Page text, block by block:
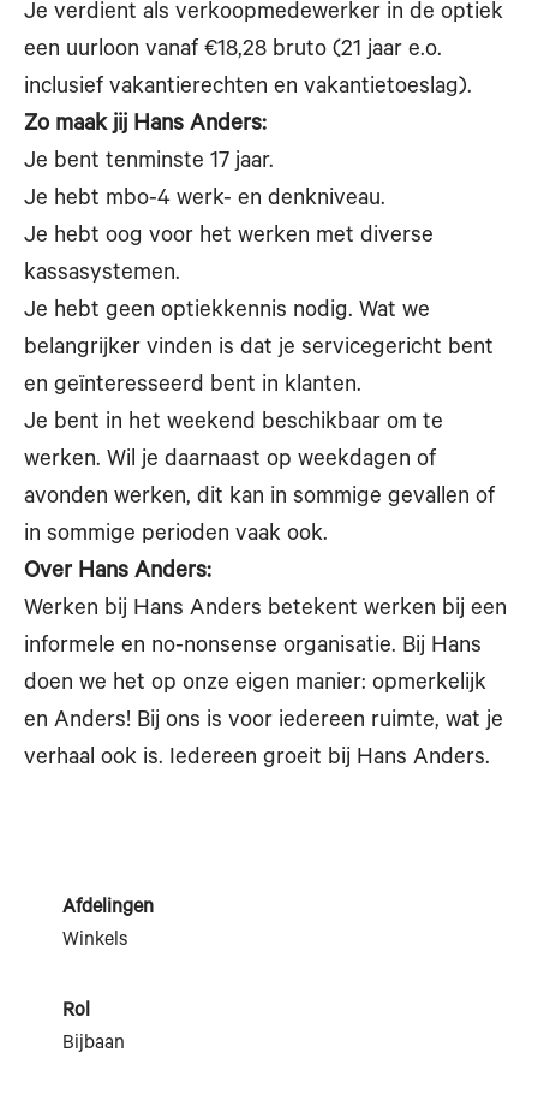
Je verdient als verkoopmedewerker in de optiek
een uurloon vanaf €18,28 bruto (21 jaar e.o.
inclusief vakantierechten en vakantietoeslag).
Zo maak jij Hans Anders:
Je bent tenminste 17 jaar.
Je hebt mbo-4 werk- en denkniveau.
Je hebt oog voor het werken met diverse
kassasystemen.
Je hebt geen optiekkennis nodig. Wat we
belangrijker vinden is dat je servicegericht bent
en geïnteresseerd bent in klanten.
Je bent in het weekend beschikbaar om te
werken. Wil je daarnaast op weekdagen of
avonden werken, dit kan in sommige gevallen of
in sommige perioden vaak ook.
Over Hans Anders:
Werken bij Hans Anders betekent werken bij een
informele en no-nonsense organisatie. Bij Hans
doen we het op onze eigen manier: opmerkelijk
en Anders! Bij ons is voor iedereen ruimte, wat je
verhaal ook is. Iedereen groeit bij Hans Anders.
Afdelingen
Winkels
Rol
Bijbaan